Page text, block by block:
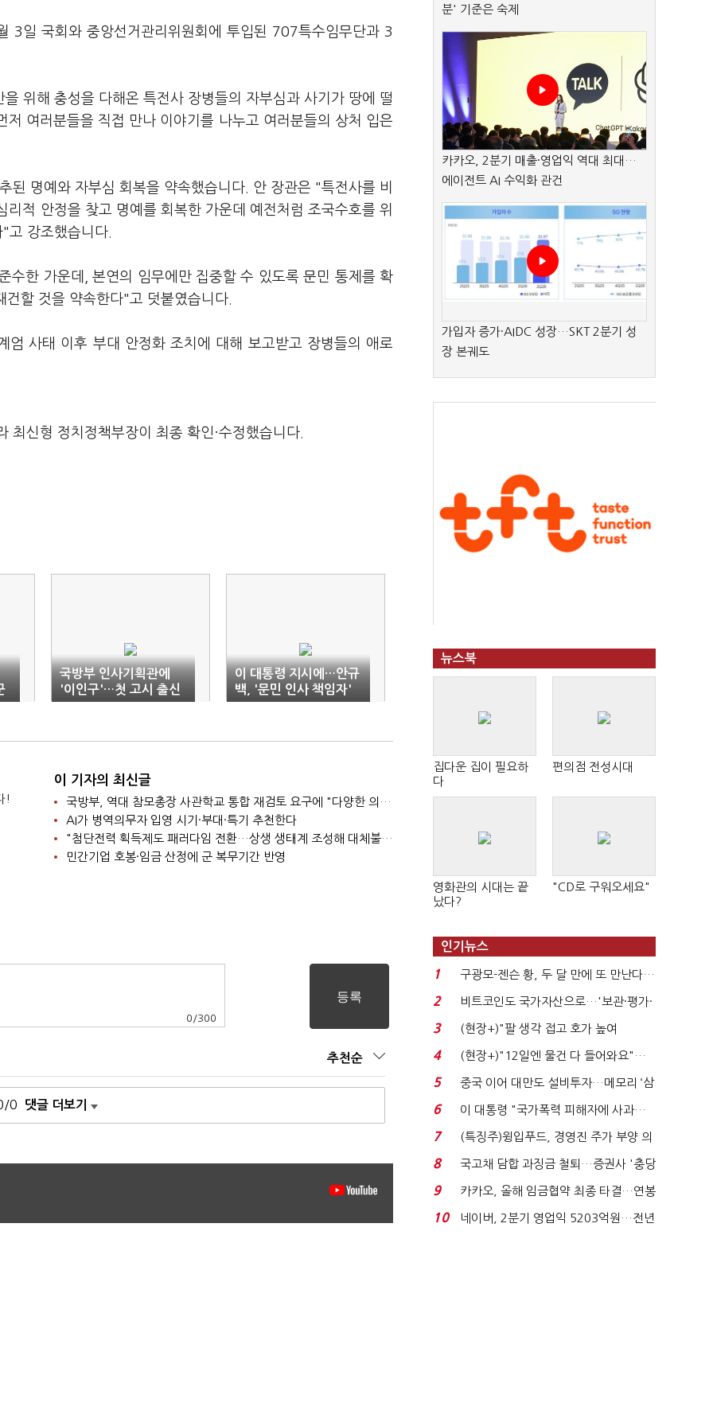
3일 국회와 중앙선거관리위원회에 투입된 707특수임무단과 3
위해 충성을 다해온 특전사 장병들의 자부심과 사기가 땅에 떨
여러분들을 직접 만나 이야기를 나누고 여러분들의 상처 입은
된 명예와 자부심 회복을 약속했습니다. 안 장관은 "특전사를 비
적 안정을 찾고 명예를 회복한 가운데 예전처럼 조국수호를 위
고 강조했습니다.
수한 가운데, 본연의 임무에만 집중할 수 있도록 문민 통제를 확
할 것을 약속한다"고 덧붙였습니다.
사태 이후 부대 안정화 조치에 대해 보고받고 장병들의 애로
신형 정치정책부장이 최종 확인·수정했습니다.
국방부 인사기획관에
'이인구'…첫 고시 출신
공무원
이 대통령 지시에…안규
백, '문민 인사 책임자'
픽했다
!
이 기자의 최신글
국방부, 역대 참모총장 사관학교 통합 재검토 요구에 "다양한 의견 수렴해 합리적 시스템 만들 것"
AI가 병역의무자 입영 시기·부대·특기 추천한다
"첨단전력 획득제도 패러다임 전환…상생 생태계 조성해 대체불가 K-방산 도약"
민간기업 호봉·임금 산정에 군 복무기간 반영
0 /300
추천순
0 댓글 더보기
분' 기준은 숙제
카카오, 2분기 매출·영업익 역대 최대…
에이전트 AI 수익화 관건
가입자 증가·AIDC 성장…SKT 2분기 성
장 본궤도
뉴스북
집다운 집이 필요하
다
편의점 전성시대
영화관의 시대는 끝
났다?
"CD로 구워오세요"
인기뉴스
1
구광모-젠슨 황, 두 달 만에 또 만난다…
로봇·AI 등 논...
2
비트코인도 국가자산으로…'보관·평가·
처분' 기준은 ...
3
(현장+)"팔 생각 접고 호가 높여
요"…'덜 똘똘한 한 채' 20...
4
(현장+)"12일엔 물건 다 들어와요"…
빈 매대 채우며 문 연 ...
5
중국 이어 대만도 설비투자…메모리 ‘삼
국전쟁’
6
이 대통령 "국가폭력 피해자에 사과…
적극적 조사로 진...
7
(특징주)윙입푸드, 경영진 주가 부양 의
지에 상한가...
8
국고채 담합 과징금 철퇴…증권사 '충당
금 폭탄' 우려...
9
카카오, 올해 임금협약 최종 타결…연봉
6.3% 인상·격려...
10
네이버, 2분기 영업익 5203억원…전년